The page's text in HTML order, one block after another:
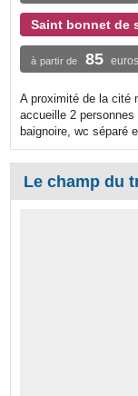
Saint bonnet de
à partir de 85
A proximité de la cité
accueille 2
baignoire, wc séparé
Le champ du